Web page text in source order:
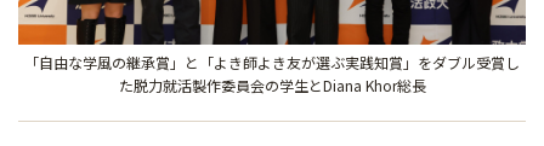
「自由な学風の継承賞」と「よき師よき友が選ぶ実践知賞」をダブル受賞し
た脱力就活製作委員会の学生とDiana Khor総長